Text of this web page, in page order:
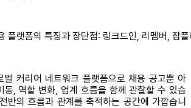
벌 커리어 네트워크 플랫폼으로 채용 공고뿐 아
동, 역할 변화, 업계 흐름을 함께 관찰할 수 있습
반의 흐름과 관계를 축적하는 공간에 가깝습니